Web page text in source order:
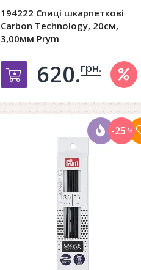
194222 Спиці шкарпеткові
Carbon Technology, 20см,
3,00мм Prym
Добавить в
620.грн.
-25 %